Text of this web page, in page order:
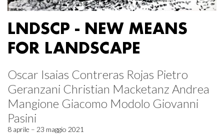
LNDSCP - NEW MEANS
FOR LANDSCAPE
Oscar Isaias Contreras Rojas Pietro
Geranzani Christian Macketanz Andrea
Mangione Giacomo Modolo Giovanni
Pasini
8 aprile – 23 maggio 2021